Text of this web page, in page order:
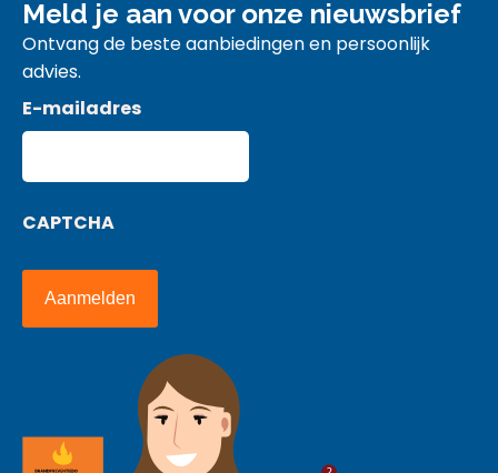
Meld je aan voor onze nieuwsbrief
Ontvang de beste aanbiedingen en persoonlijk
advies.
E-mailadres
CAPTCHA